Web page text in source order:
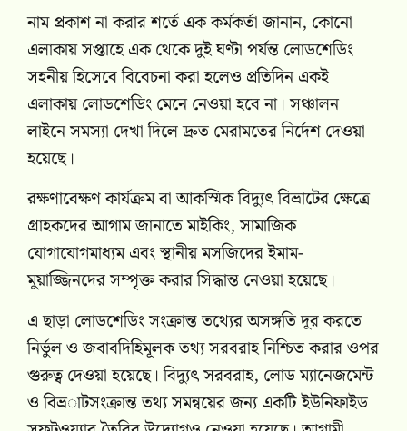
নাম প্রকাশ না করার শর্তে এক কর্মকর্তা জানান, কোনো
এলাকায় সপ্তাহে এক থেকে দুই ঘণ্টা পর্যন্ত লোডশেডিং
সহনীয় হিসেবে বিবেচনা করা হলেও প্রতিদিন একই
এলাকায় লোডশেডিং মেনে নেওয়া হবে না। সঞ্চালন
লাইনে সমস্যা দেখা দিলে দ্রুত মেরামতের নির্দেশ দেওয়া
হয়েছে।
রক্ষণাবেক্ষণ কার্যক্রম বা আকস্মিক বিদ্যুৎ বিভ্রাটের ক্ষেত্রে
গ্রাহকদের আগাম জানাতে মাইকিং, সামাজিক
যোগাযোগমাধ্যম এবং স্থানীয় মসজিদের ইমাম-
মুয়াজ্জিনদের সম্পৃক্ত করার সিদ্ধান্ত নেওয়া হয়েছে।
এ ছাড়া লোডশেডিং সংক্রান্ত তথ্যের অসঙ্গতি দূর করতে
নির্ভুল ও জবাবদিহিমূলক তথ্য সরবরাহ নিশ্চিত করার ওপর
গুরুত্ব দেওয়া হয়েছে। বিদ্যুৎ সরবরাহ, লোড ম্যানেজমেন্ট
ও বিভ্রাটসংক্রান্ত তথ্য সমন্বয়ের জন্য একটি ইউনিফাইড